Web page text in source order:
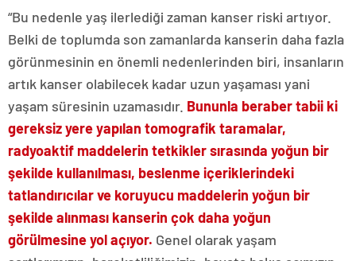
“Bu nedenle yaş ilerlediği zaman kanser riski artıyor.
Belki de toplumda son zamanlarda kanserin daha fazla
görünmesinin en önemli nedenlerinden biri, insanların
artık kanser olabilecek kadar uzun yaşaması yani
yaşam süresinin uzamasıdır. Bununla beraber tabii ki
gereksiz yere yapılan tomografik taramalar,
radyoaktif maddelerin tetkikler sırasında yoğun bir
şekilde kullanılması, beslenme içeriklerindeki
tatlandırıcılar ve koruyucu maddelerin yoğun bir
şekilde alınması kanserin çok daha yoğun
görülmesine yol açıyor. Genel olarak yaşam